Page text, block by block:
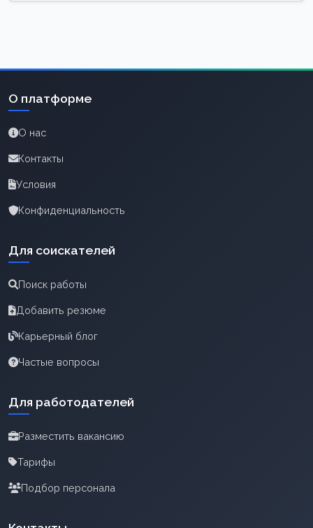
О платформе
О нас
Контакты
Условия
Конфиденциальность
Для соискателей
Поиск работы
Добавить резюме
Карьерный блог
Частые вопросы
Для работодателей
Разместить вакансию
Тарифы
Подбор персонала